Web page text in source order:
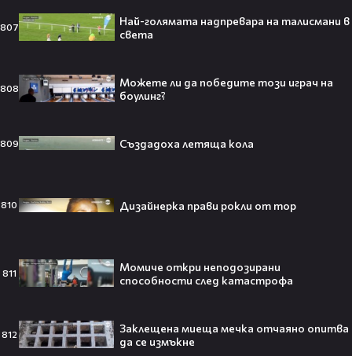
807
Най-голямата надпревара на талисмани в
света
808
Можете ли да победите този играч на
боулинг?
809 Създадоха летяща кола
810 Дизайнерка прави рокли от тор
811
Момиче откри неподозирани
способности след катастрофа
812
Заклещена миеща мечка отчаяно опитва
да се измъкне
четворка? Майлс Телър
проговаря десетилетие по-късно
си ден: Как момичето от „Disney“
се превърна в световна икона🤩🎂
„Ако ги имаш, провалът е
гарантиран“🧐💥